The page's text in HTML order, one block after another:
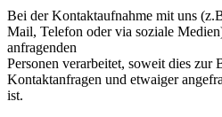
Bei der Kontaktaufnahme mit uns
Mail, Telefon oder via soziale
anfragenden
Personen verarbeitet, soweit dies zur
Kontaktanfragen und etwaiger
ist.